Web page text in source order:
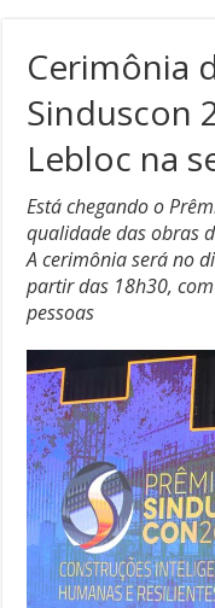
Cerimônia
Sinduscon
Lebloc na
Está chegando o
qualidade das obras
A cerimônia será no
partir das 18h30,
pessoas